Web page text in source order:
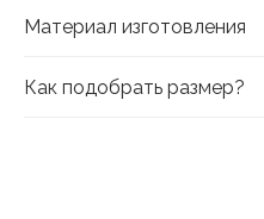
Материал изготовления
Как подобрать размер?